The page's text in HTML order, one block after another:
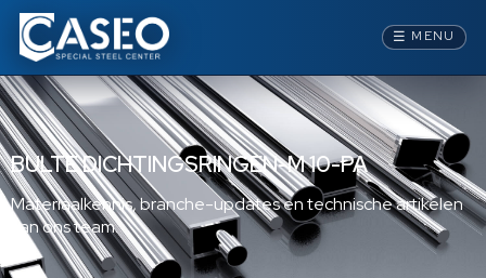
☰ MENU
BULTE DICHTINGSRINGEN-M 10-PA
Materiaalkennis, branche-updates en technische artikelen
van ons team.